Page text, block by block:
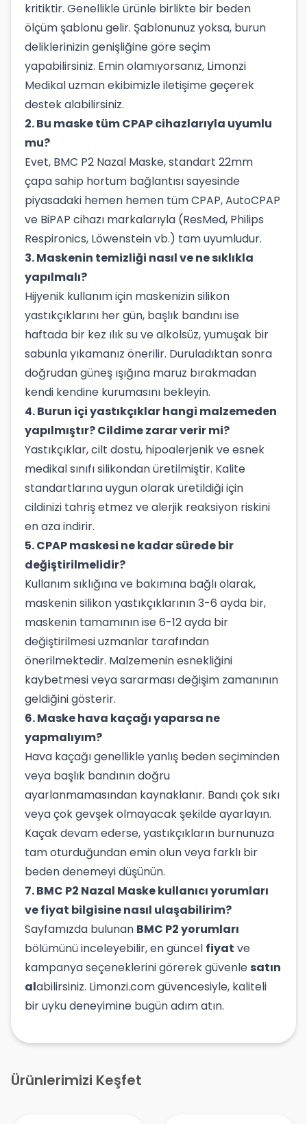
kritiktir. Genellikle ürünle birlikte bir beden
ölçüm şablonu gelir. Şablonunuz yoksa, burun
deliklerinizin genişliğine göre seçim
yapabilirsiniz. Emin olamıyorsanız, Limonzi
Medikal uzman ekibimizle iletişime geçerek
destek alabilirsiniz.
2. Bu maske tüm CPAP cihazlarıyla uyumlu
mu?
Evet, BMC P2 Nazal Maske, standart 22mm
çapa sahip hortum bağlantısı sayesinde
piyasadaki hemen hemen tüm CPAP, AutoCPAP
ve BiPAP cihazı markalarıyla (ResMed, Philips
Respironics, Löwenstein vb.) tam uyumludur.
3. Maskenin temizliği nasıl ve ne sıklıkla
yapılmalı?
Hijyenik kullanım için maskenizin silikon
yastıkçıklarını her gün, başlık bandını ise
haftada bir kez ılık su ve alkolsüz, yumuşak bir
sabunla yıkamanız önerilir. Duruladıktan sonra
doğrudan güneş ışığına maruz bırakmadan
kendi kendine kurumasını bekleyin.
4. Burun içi yastıkçıklar hangi malzemeden
yapılmıştır? Cildime zarar verir mi?
Yastıkçıklar, cilt dostu, hipoalerjenik ve esnek
medikal sınıfı silikondan üretilmiştir. Kalite
standartlarına uygun olarak üretildiği için
cildinizi tahriş etmez ve alerjik reaksiyon riskini
en aza indirir.
5. CPAP maskesi ne kadar sürede bir
değiştirilmelidir?
Kullanım sıklığına ve bakımına bağlı olarak,
maskenin silikon yastıkçıklarının 3-6 ayda bir,
maskenin tamamının ise 6-12 ayda bir
değiştirilmesi uzmanlar tarafından
önerilmektedir. Malzemenin esnekliğini
kaybetmesi veya sararması değişim zamanının
geldiğini gösterir.
6. Maske hava kaçağı yaparsa ne
yapmalıyım?
Hava kaçağı genellikle yanlış beden seçiminden
veya başlık bandının doğru
ayarlanmamasından kaynaklanır. Bandı çok sıkı
veya çok gevşek olmayacak şekilde ayarlayın.
Kaçak devam ederse, yastıkçıkların burnunuza
tam oturduğundan emin olun veya farklı bir
beden denemeyi düşünün.
7. BMC P2 Nazal Maske kullanıcı yorumları
ve fiyat bilgisine nasıl ulaşabilirim?
Sayfamızda bulunan BMC P2 yorumları
bölümünü inceleyebilir, en güncel fiyat ve
kampanya seçeneklerini görerek güvenle satın
alabilirsiniz. Limonzi.com güvencesiyle, kaliteli
bir uyku deneyimine bugün adım atın.
Ürünlerimizi Keşfet